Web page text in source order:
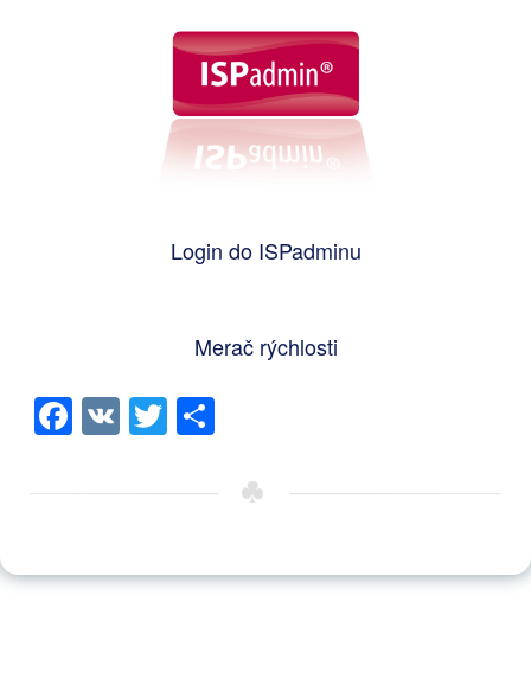
Login do ISPadminu
Merač rýchlosti
Facebook
VKTwitter